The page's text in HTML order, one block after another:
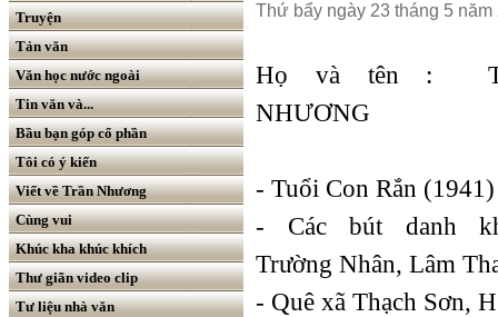
Truyện
Tản văn
Văn học nước ngoài
Tin văn và...
Bầu bạn góp cổ phần
Tôi có ý kiến
Viết về Trần Nhương
Cùng vui
Khúc kha khúc khích
Thư giãn video clip
Tư liệu nhà văn
Thứ bẩy ngày 23 tháng 5 năm
Họ và tên :
NHƯƠNG
- Tuổi Con Rắn (1941)
- Các bút danh
Trường Nhân, Lâm
- Quê xã Thạch Sơn,